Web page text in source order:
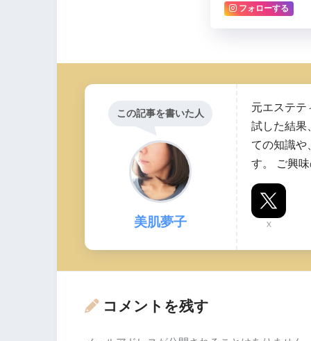
フォローする
この記事を書いた人
美肌夢子
元エステテ
試した結果
ての知識や
す。 ご興
X
コメントを残す